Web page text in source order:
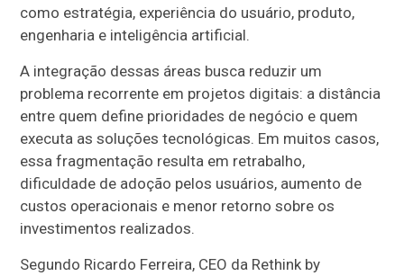
como estratégia, experiência do usuário, produto,
engenharia e inteligência artificial.
A integração dessas áreas busca reduzir um
problema recorrente em projetos digitais: a distância
entre quem define prioridades de negócio e quem
executa as soluções tecnológicas. Em muitos casos,
essa fragmentação resulta em retrabalho,
dificuldade de adoção pelos usuários, aumento de
custos operacionais e menor retorno sobre os
investimentos realizados.
Segundo Ricardo Ferreira, CEO da Rethink by